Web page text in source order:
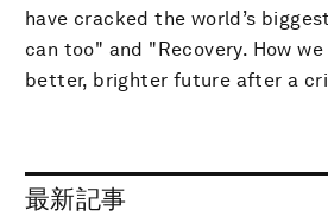
have cracked the world’s
can too" and "Recovery. How
better, brighter future after a
最新記事